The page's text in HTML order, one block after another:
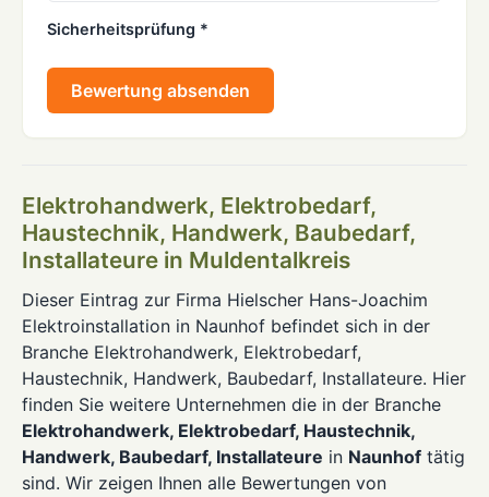
Sicherheitsprüfung *
Bewertung absenden
Elektrohandwerk, Elektrobedarf,
Haustechnik, Handwerk, Baubedarf,
Installateure in Muldentalkreis
Dieser Eintrag zur Firma Hielscher Hans-Joachim
Elektroinstallation in Naunhof befindet sich in der
Branche Elektrohandwerk, Elektrobedarf,
Haustechnik, Handwerk, Baubedarf, Installateure. Hier
finden Sie weitere Unternehmen die in der Branche
Elektrohandwerk, Elektrobedarf, Haustechnik,
Handwerk, Baubedarf, Installateure in Naunhof tätig
sind. Wir zeigen Ihnen alle Bewertungen von